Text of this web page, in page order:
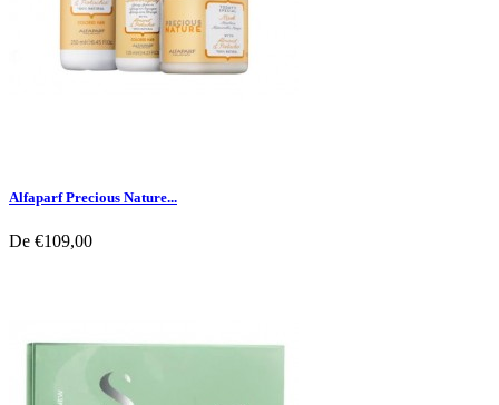
Alfaparf Precious Nature...
De €109,00